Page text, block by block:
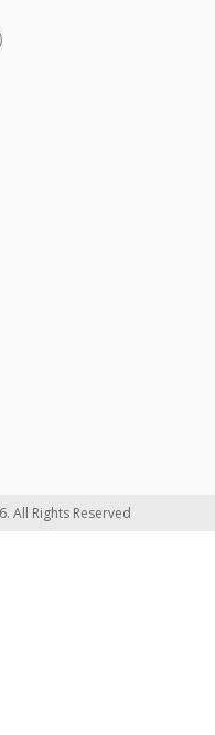
All Rights Reserved